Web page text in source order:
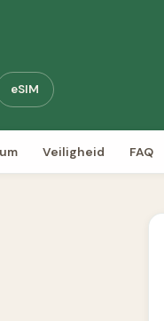
eSIM
Veiligheid FAQ